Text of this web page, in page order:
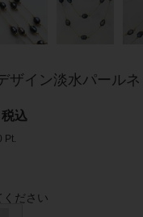
ザイン淡水パールネ
税込
Pt.
ください